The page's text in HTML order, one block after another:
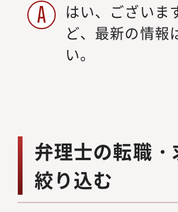
はい、ございま
ど、最新の情報
い。
弁理士の転職
絞り込む